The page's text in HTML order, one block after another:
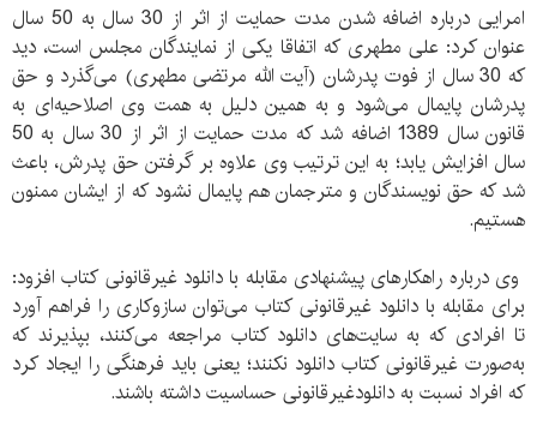
امرایی درباره اضافه شدن مدت حمایت از اثر از 30 سال به 50 سال
عنوان کرد: علی مطهری که اتفاقا یکی از نمایندگان مجلس است، دید
که 30 سال از فوت پدرشان (آیت الله مرتضی مطهری) می‌گذرد و حق
پدرشان پایمال می‌شود و به همین دلیل به همت وی اصلاحیه‌ای به
قانون سال 1389 اضافه شد که مدت حمایت از اثر از 30 سال به 50
سال افزایش یابد؛ به این ترتیب وی علاوه بر گرفتن حق پدرش، باعث
شد که حق نویسندگان و مترجمان هم پایمال نشود که از ایشان ممنون
هستیم.
وی درباره راهکارهای پیشنهادی مقابله با دانلود غیرقانونی کتاب افزود:
برای مقابله با دانلود غیرقانونی کتاب می‌توان سازوکاری را فراهم آورد
تا افرادی که به سایت‌های دانلود کتاب مراجعه می‌کنند، بپذیرند که
به‌صورت غیرقانونی کتاب دانلود نکنند؛ یعنی باید فرهنگی را ایجاد کرد
که افراد نسبت به دانلودغیرقانونی حساسیت داشته باشند.